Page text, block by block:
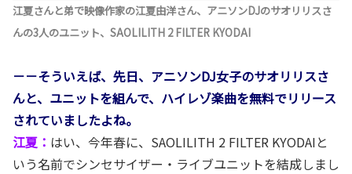
江夏さんと弟で映像作家の江夏由洋さん、アニソンDJのサオリリスさ
んの3人のユニット、SAOLILITH 2 FILTER KYODAI
－－そういえば、先日、アニソンDJ女子のサオリリスさ
んと、ユニットを組んで、ハイレゾ楽曲を無料でリリース
されていましたよね。
江夏： はい、今年春に、SAOLILITH 2 FILTER KYODAIと
いう名前でシンセサイザー・ライブユニットを結成しまし